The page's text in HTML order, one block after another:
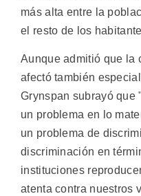
más alta entre la
el resto de los
Aunque admitió que la
afectó también
Grynspan subrayó
un problema en lo
un problema de
discriminación en
instituciones
atenta contra nuestros